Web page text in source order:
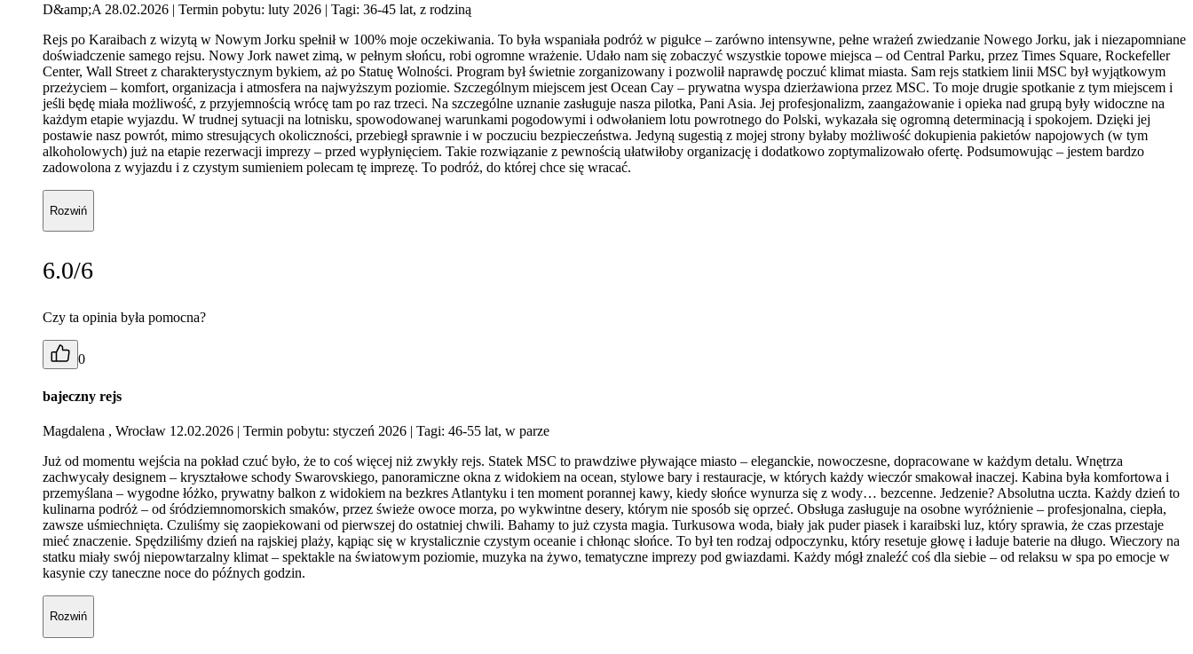
D&amp;A 28.02.2026 | Termin pobytu: luty 2026 | Tagi: 36-45 lat, z rodziną
Rejs po Karaibach z wizytą w Nowym Jorku spełnił w 100% moje oczekiwania. To była wspaniała podróż w pigułce – zarówno intensywne, pełne wrażeń zwiedzanie Nowego Jorku, jak i niezapomniane
doświadczenie samego rejsu. Nowy Jork nawet zimą, w pełnym słońcu, robi ogromne wrażenie. Udało nam się zobaczyć wszystkie topowe miejsca – od Central Parku, przez Times Square, Rockefeller
Center, Wall Street z charakterystycznym bykiem, aż po Statuę Wolności. Program był świetnie zorganizowany i pozwolił naprawdę poczuć klimat miasta. Sam rejs statkiem linii MSC był wyjątkowym
przeżyciem – komfort, organizacja i atmosfera na najwyższym poziomie. Szczególnym miejscem jest Ocean Cay – prywatna wyspa dzierżawiona przez MSC. To moje drugie spotkanie z tym miejscem i
jeśli będę miała możliwość, z przyjemnością wrócę tam po raz trzeci. Na szczególne uznanie zasługuje nasza pilotka, Pani Asia. Jej profesjonalizm, zaangażowanie i opieka nad grupą były widoczne na
każdym etapie wyjazdu. W trudnej sytuacji na lotnisku, spowodowanej warunkami pogodowymi i odwołaniem lotu powrotnego do Polski, wykazała się ogromną determinacją i spokojem. Dzięki jej
postawie nasz powrót, mimo stresujących okoliczności, przebiegł sprawnie i w poczuciu bezpieczeństwa. Jedyną sugestią z mojej strony byłaby możliwość dokupienia pakietów napojowych (w tym
alkoholowych) już na etapie rezerwacji imprezy – przed wypłynięciem. Takie rozwiązanie z pewnością ułatwiłoby organizację i dodatkowo zoptymalizowało ofertę. Podsumowując – jestem bardzo
zadowolona z wyjazdu i z czystym sumieniem polecam tę imprezę. To podróż, do której chce się wracać.
Rozwiń
6.0/6
Czy ta opinia była pomocna?
0
bajeczny rejs
Magdalena , Wrocław 12.02.2026 | Termin pobytu: styczeń 2026 | Tagi: 46-55 lat, w parze
Już od momentu wejścia na pokład czuć było, że to coś więcej niż zwykły rejs. Statek MSC to prawdziwe pływające miasto – eleganckie, nowoczesne, dopracowane w każdym detalu. Wnętrza
zachwycały designem – kryształowe schody Swarovskiego, panoramiczne okna z widokiem na ocean, stylowe bary i restauracje, w których każdy wieczór smakował inaczej. Kabina była komfortowa i
przemyślana – wygodne łóżko, prywatny balkon z widokiem na bezkres Atlantyku i ten moment porannej kawy, kiedy słońce wynurza się z wody… bezcenne. Jedzenie? Absolutna uczta. Każdy dzień to
kulinarna podróż – od śródziemnomorskich smaków, przez świeże owoce morza, po wykwintne desery, którym nie sposób się oprzeć. Obsługa zasługuje na osobne wyróżnienie – profesjonalna, ciepła,
zawsze uśmiechnięta. Czuliśmy się zaopiekowani od pierwszej do ostatniej chwili. Bahamy to już czysta magia. Turkusowa woda, biały jak puder piasek i karaibski luz, który sprawia, że czas przestaje
mieć znaczenie. Spędziliśmy dzień na rajskiej plaży, kąpiąc się w krystalicznie czystym oceanie i chłonąc słońce. To był ten rodzaj odpoczynku, który resetuje głowę i ładuje baterie na długo. Wieczory na
statku miały swój niepowtarzalny klimat – spektakle na światowym poziomie, muzyka na żywo, tematyczne imprezy pod gwiazdami. Każdy mógł znaleźć coś dla siebie – od relaksu w spa po emocje w
kasynie czy taneczne noce do późnych godzin.
Rozwiń